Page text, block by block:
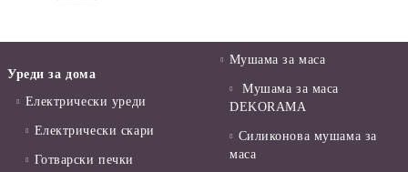
Уреди за дома
Електрически уреди
Електрически скари
Готварски печки
Мушама за маса
Мушама за маса
DEKORAMA
Силиконова мушама за
маса